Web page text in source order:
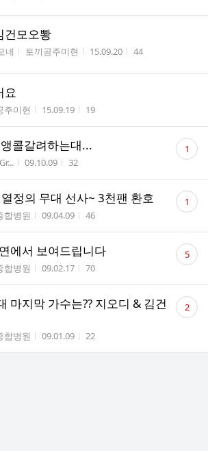
건모오뽱
네 작성자
토끼공주미현 작성시간
15.09.20 조회수
44
요
주미현 작성시간
15.09.19 조회수
19
콜갈려하는대...
작성시간
09.10.09 조회수
32
댓
글 1
정의 무대 선사~ 3천팬 환호
성자
합병원 작성시간
09.04.09 조회수
46
댓
글 1
에서 보여드립니다
성자
합병원 작성시간
09.02.17 조회수
70
댓
글 5
마지막 가수는?? 지오디 & 김건
성자
합병원 작성시간
09.01.09 조회수
22
댓
글 2